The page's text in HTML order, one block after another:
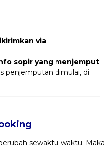
via
sopir yang menjemput
penjemputan dimulai, di
sewaktu-waktu. Maka